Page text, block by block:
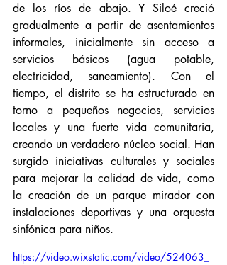
de los ríos de abajo. Y Siloé creció
gradualmente a partir de asentamientos
informales, inicialmente sin acceso a
servicios básicos (agua potable,
electricidad, saneamiento). Con el
tiempo, el distrito se ha estructurado en
torno a pequeños negocios, servicios
locales y una fuerte vida comunitaria,
creando un verdadero núcleo social. Han
surgido iniciativas culturales y sociales
para mejorar la calidad de vida, como
la creación de un parque mirador con
instalaciones deportivas y una orquesta
sinfónica para niños.
https://video.wixstatic.com/video/524063_